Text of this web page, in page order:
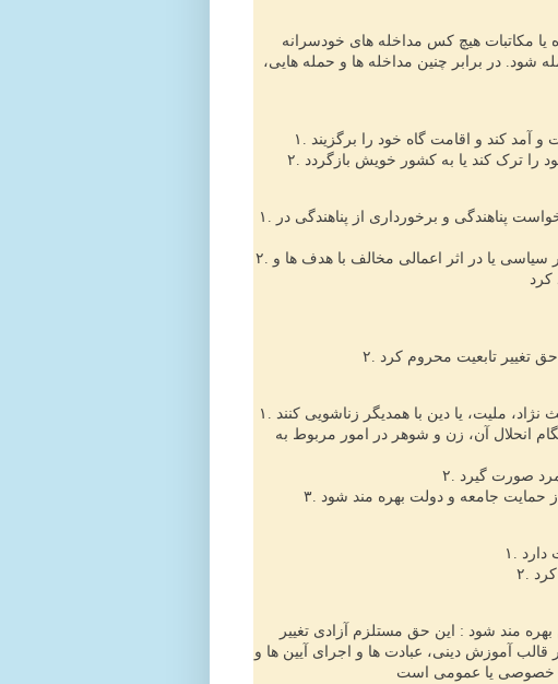
یا مکاتبات هیچ کس مداخله های خودسرانه
در برابر چنین مداخله ها و حمله هایی،
۱. در برابر شکنجه، تعقیب و آزار، هر شخصی حق درخواست پناهندگی و برخورداری از پناهندگی در
۲. در موردی که تعقیب واقعاً در اثر جرم عمومی و غیر سیاسی یا در اثر اعمالی مخالف با هدف ها و
۱. هر مرد و زن بالغی حق دارند بی هیچ محدیتی از حیث نژاد، ملیت، یا دین با همدیگر زناشویی کنند
انحلال آن، زن و شوهر در امور مربوط به
مند شود : این حق مستلزم آزادی تغییر
قالب آموزش دینی، عبادت ها و اجرای آیین ها و